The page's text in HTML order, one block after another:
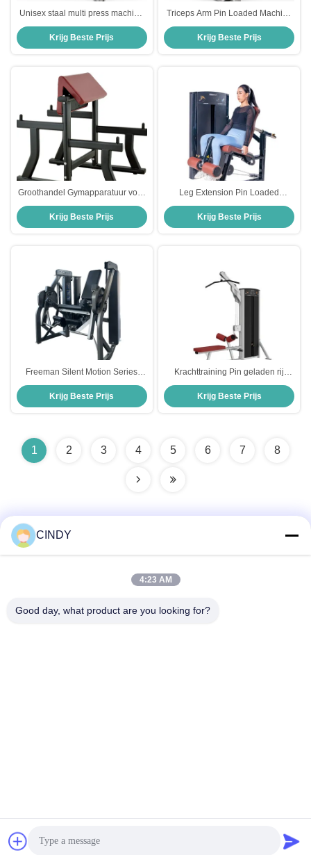
Unisex staal multi press machine
pin geladen voor krachttraining
bodybuilding
Krijg Beste Prijs
Triceps Arm Pin Loaded Machine
Maatwerk Geaccepteerd
Geoptimaliseerd voor Effectieve
Armspiergroep Kracht en Conditie
Krijg Beste Prijs
Groothandel Gymapparatuur voor
Biceps Curl Pin Load Selectie
Machines Hoge Kwaliteit Arm Curl
Bank Hot
Krijg Beste Prijs
Leg Extension Pin Loaded
Machine voor gym gebruik
Krijg Beste Prijs
Freeman Silent Motion Series
Gordeldreven Biomechanische
Pinneloaded Leg Extension
Machine
Krijg Beste Prijs
Krachttraining Pin geladen rij
Machine Dual Function Lat
Pulldown Machine
Krijg Beste Prijs
1 2 3 4 5 6 7 8
Gebouw 10, Shuntai Plaza, Shunhua North Road, Jinan City,
Shandong Freeman Fitness Equipment Co., Ltd. . Alle rechten
CINDY
4:23 AM
Good day, what product are you looking for?